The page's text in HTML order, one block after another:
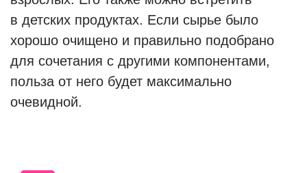
в детских продуктах. Если сырье было
хорошо очищено и правильно подобрано
для сочетания с другими компонентами,
польза от него будет максимально
очевидной.